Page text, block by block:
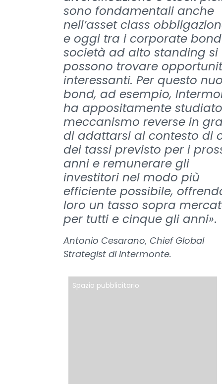
sono fondamentali anche
nell’asset class
e oggi tra i corporate
società ad alto standing si
possono trovare
interessanti. Per questo
bond, ad esempio,
ha appositamente
meccanismo reverse in
di adattarsi al contesto di
dei tassi previsto per i
anni e remunerare gli
investitori nel modo più
efficiente possibile,
loro un tasso sopra
per tutti e cinque gli anni».
Antonio Cesarano, Chief Global
Strategist di Intermonte.
Spazio pubblicitario